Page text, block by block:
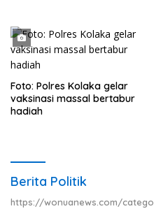
Foto: Polres Kolaka gelar
vaksinasi massal bertabur
hadiah
Berita Politik
https://wonuanews.com/